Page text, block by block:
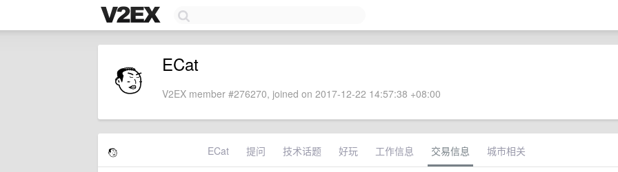
ECat
V2EX member #276270, joined on 2017-12-22 14:57:38 +08:00
ECat 提问 技术话题 好玩 工作信息 交易信息 城市相关